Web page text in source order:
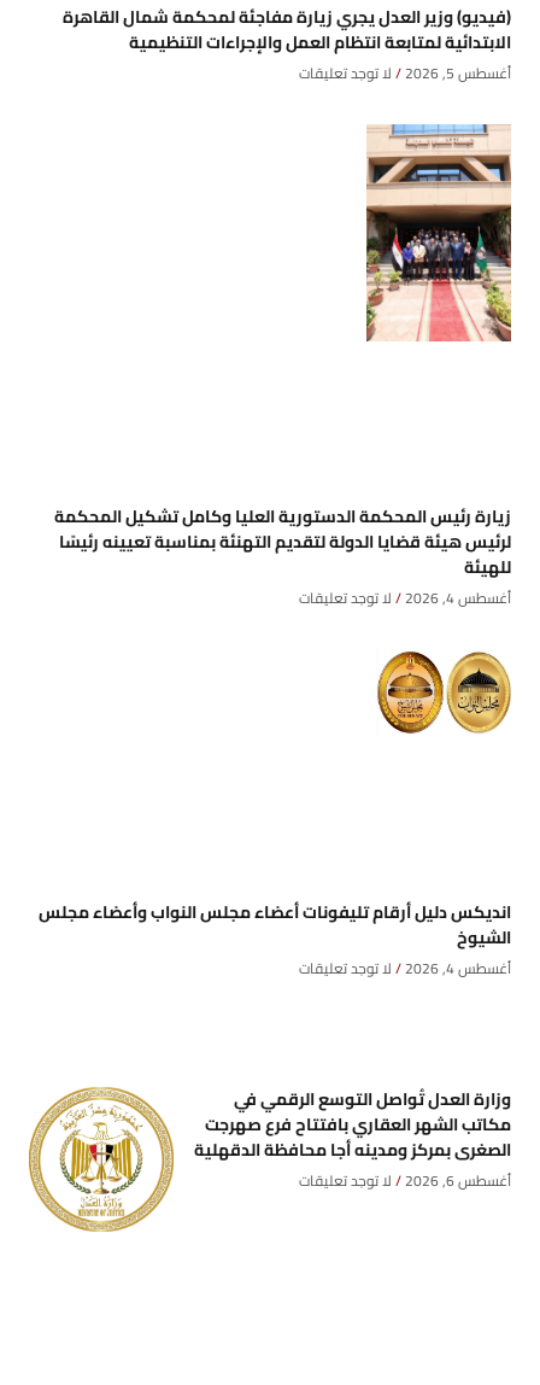
(فيديو) وزير العدل يجري زيارة مفاجئة لمحكمة شمال القاهرة
الابتدائية لمتابعة انتظام العمل والإجراءات التنظيمية
أغسطس 5, 2026 لا توجد تعليقات
زيارة رئيس المحكمة الدستورية العليا وكامل تشكيل المحكمة
لرئيس هيئة قضايا الدولة لتقديم التهنئة بمناسبة تعيينه رئيسًا
للهيئة
أغسطس 4, 2026 لا توجد تعليقات
انديكس دليل أرقام تليفونات أعضاء مجلس النواب وأعضاء مجلس
الشيوخ
أغسطس 4, 2026 لا توجد تعليقات
وزارة العدل تُواصل التوسع الرقمي في
مكاتب الشهر العقاري بافتتاح فرع صهرجت
الصغرى بمركز ومدينه أجا محافظة الدقهلية
أغسطس 6, 2026 لا توجد تعليقات